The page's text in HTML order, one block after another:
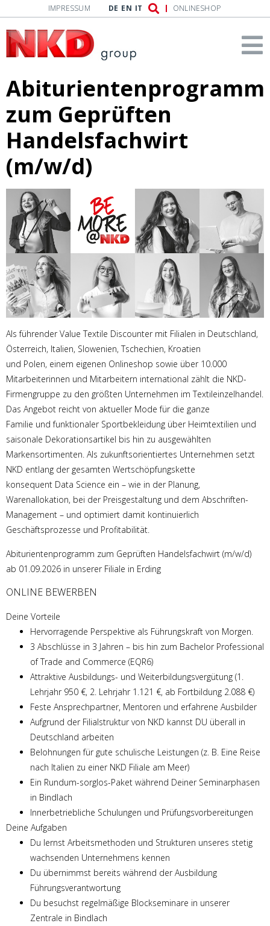
IMPRESSUM DE EN IT ONLINESHOP
Abiturientenprogramm
zum Geprüften
Handelsfachwirt
(m/w/d)
Als führender Value Textile Discounter mit Filialen in Deutschland,
Österreich, Italien, Slowenien, Tschechien, Kroatien
und Polen, einem eigenen Onlineshop sowie über 10.000
Mitarbeiterinnen und Mitarbeitern international zählt die NKD-
Firmengruppe zu den größten Unternehmen im Textileinzelhandel.
Das Angebot reicht von aktueller Mode für die ganze
Familie und funktionaler Sportbekleidung über Heimtextilien und
saisonale Dekorationsartikel bis hin zu ausgewählten
Markensortimenten. Als zukunftsorientiertes Unternehmen setzt
NKD entlang der gesamten Wertschöpfungskette
konsequent Data Science ein – wie in der Planung,
Warenallokation, bei der Preisgestaltung und dem Abschriften-
Management – und optimiert damit kontinuierlich
Geschäftsprozesse und Profitabilität.
Abiturientenprogramm zum Geprüften Handelsfachwirt (m/w/d)
ab 01.09.2026 in unserer Filiale in Erding
ONLINE BEWERBEN
Deine Vorteile
Hervorragende Perspektive als Führungskraft von Morgen.
3 Abschlüsse in 3 Jahren – bis hin zum Bachelor Professional
of Trade and Commerce (EQR6)
Attraktive Ausbildungs- und Weiterbildungsvergütung (1.
Lehrjahr 950 €, 2. Lehrjahr 1.121 €, ab Fortbildung 2.088 €)
Feste Ansprechpartner, Mentoren und erfahrene Ausbilder
Aufgrund der Filialstruktur von NKD kannst DU überall in
Deutschland arbeiten
Belohnungen für gute schulische Leistungen (z. B. Eine Reise
nach Italien zu einer NKD Filiale am Meer)
Ein Rundum-sorglos-Paket während Deiner Seminarphasen
in Bindlach
Innerbetriebliche Schulungen und Prüfungsvorbereitungen
Deine Aufgaben
Du lernst Arbeitsmethoden und Strukturen unseres stetig
wachsenden Unternehmens kennen
Du übernimmst bereits während der Ausbildung
Führungsverantwortung
Du besuchst regelmäßige Blockseminare in unserer
Zentrale in Bindlach